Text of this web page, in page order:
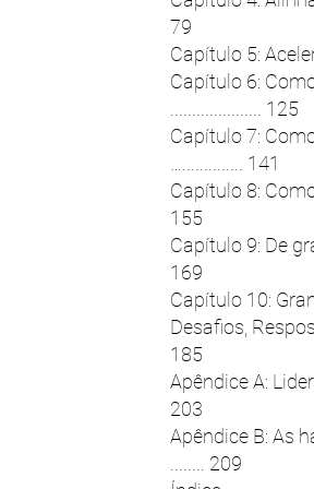
79
Capítulo 5:
Capítulo 6:
..................... 125
Capítulo 7:
….............. 141
Capítulo 8:
155
Capítulo 9: De
169
Capítulo 10:
Desafios,
185
Apêndice A:
203
Apêndice B: As
........ 209